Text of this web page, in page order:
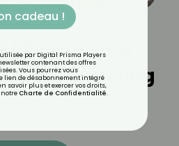
espérer
le carb cycling
cadeau !
par Digital Prisma Players
contenant des offres
Vous pourrez vous
lien de désabonnement intégré
savoir plus et exercer vos droits,
Charte de Confidentialité.